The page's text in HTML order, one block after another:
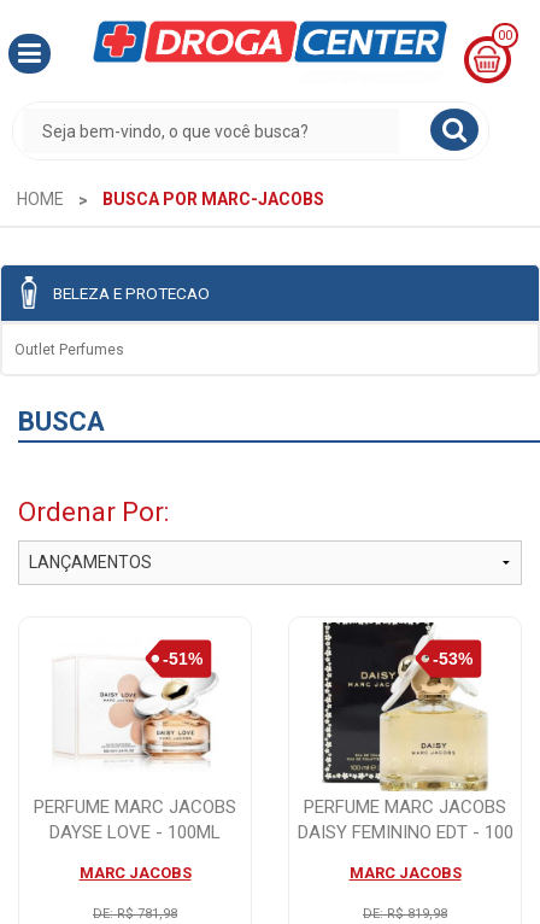
00
CESTA
R$
0,00
HOME BUSCA POR MARC-JACOBS
BELEZA E PROTECAO
Outlet Perfumes
BUSCA
Ordenar Por:
PERFUME MARC JACOBS
DAYSE LOVE - 100ML
MARC JACOBS
DE: R$ 781,98
PERFUME MARC JACOBS
DAISY FEMININO EDT - 100
MARC JACOBS
DE: R$ 819,98